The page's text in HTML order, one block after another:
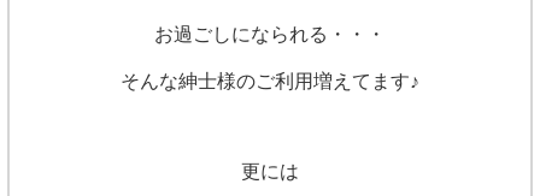
お過ごしになられる・・・
そんな紳士様のご利用増えてます♪
更には